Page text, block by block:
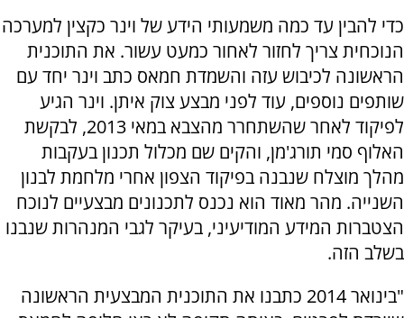
כדי להבין עד כמה משמעותי הידע של וינר כקצין למערכה
הנוכחית צריך לחזור לאחור כמעט עשור. את התוכנית
הראשונה לכיבוש עזה והשמדת חמאס כתב וינר יחד עם
שותפים נוספים, עוד לפני מבצע צוק איתן. וינר הגיע
לפיקוד לאחר שהשתחרר מהצבא במאי 2013, לבקשת
האלוף סמי תורג'מן, והקים שם מכלול תכנון בעקבות
מהלך מוצלח שנבנה בפיקוד הצפון אחרי מלחמת לבנון
השנייה. מהר מאוד הוא נכנס לתכנונים מבצעיים לנוכח
הצטברות המידע המודיעיני, בעיקר לגבי המנהרות שנבנו
בשלב הזה.
"בינואר 2014 כתבנו את התוכנית המבצעית הראשונה